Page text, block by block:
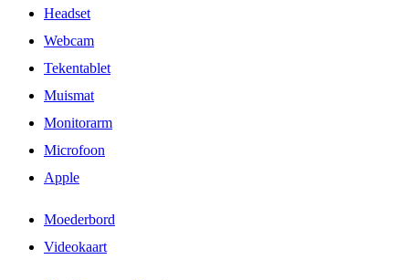
Headset
Webcam
Tekentablet
Muismat
Monitorarm
Microfoon
Apple
Moederbord
Videokaart